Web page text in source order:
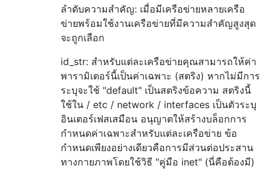
        priority=4
}
network={
        ssid="Spooky"
        key_mgmt=NONE
        group=WEP104
        psk="A4ABC2FC27412D4D23CAEBCA23"
        priority=2
}
        ssid="another"
ลำดับความสำคัญ: เมื่อมีเครือข่ายหลายเครือ
ข่ายพร้อมใช้งานเครือข่ายที่มีความสำคัญสูงสุด
จะถูกเลือก
id_str: สำหรับแต่ละเครือข่ายคุณสามารถให้ค่า
พารามิเตอร์นี้เป็นค่าเฉพาะ (สตริง) หากไม่มีการ
ระบุจะใช้ "default" เป็นสตริงข้อความ สตริงนี้
ใช้ใน / etc / network / interfaces เป็นตัวระบุ
อินเตอร์เฟสเสมือน อนุญาตให้สร้างบล็อกการ
กำหนดค่าเฉพาะสำหรับแต่ละเครือข่าย ข้อ
กำหนดเพียงอย่างเดียวคือการมีส่วนต่อประสาน
ทางกายภาพโดยใช้วิธี "คู่มือ inet" (นี่คือต้องมี)